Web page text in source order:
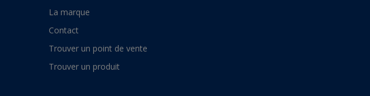
La marque
Contact
Trouver un point de vente
Trouver un produit